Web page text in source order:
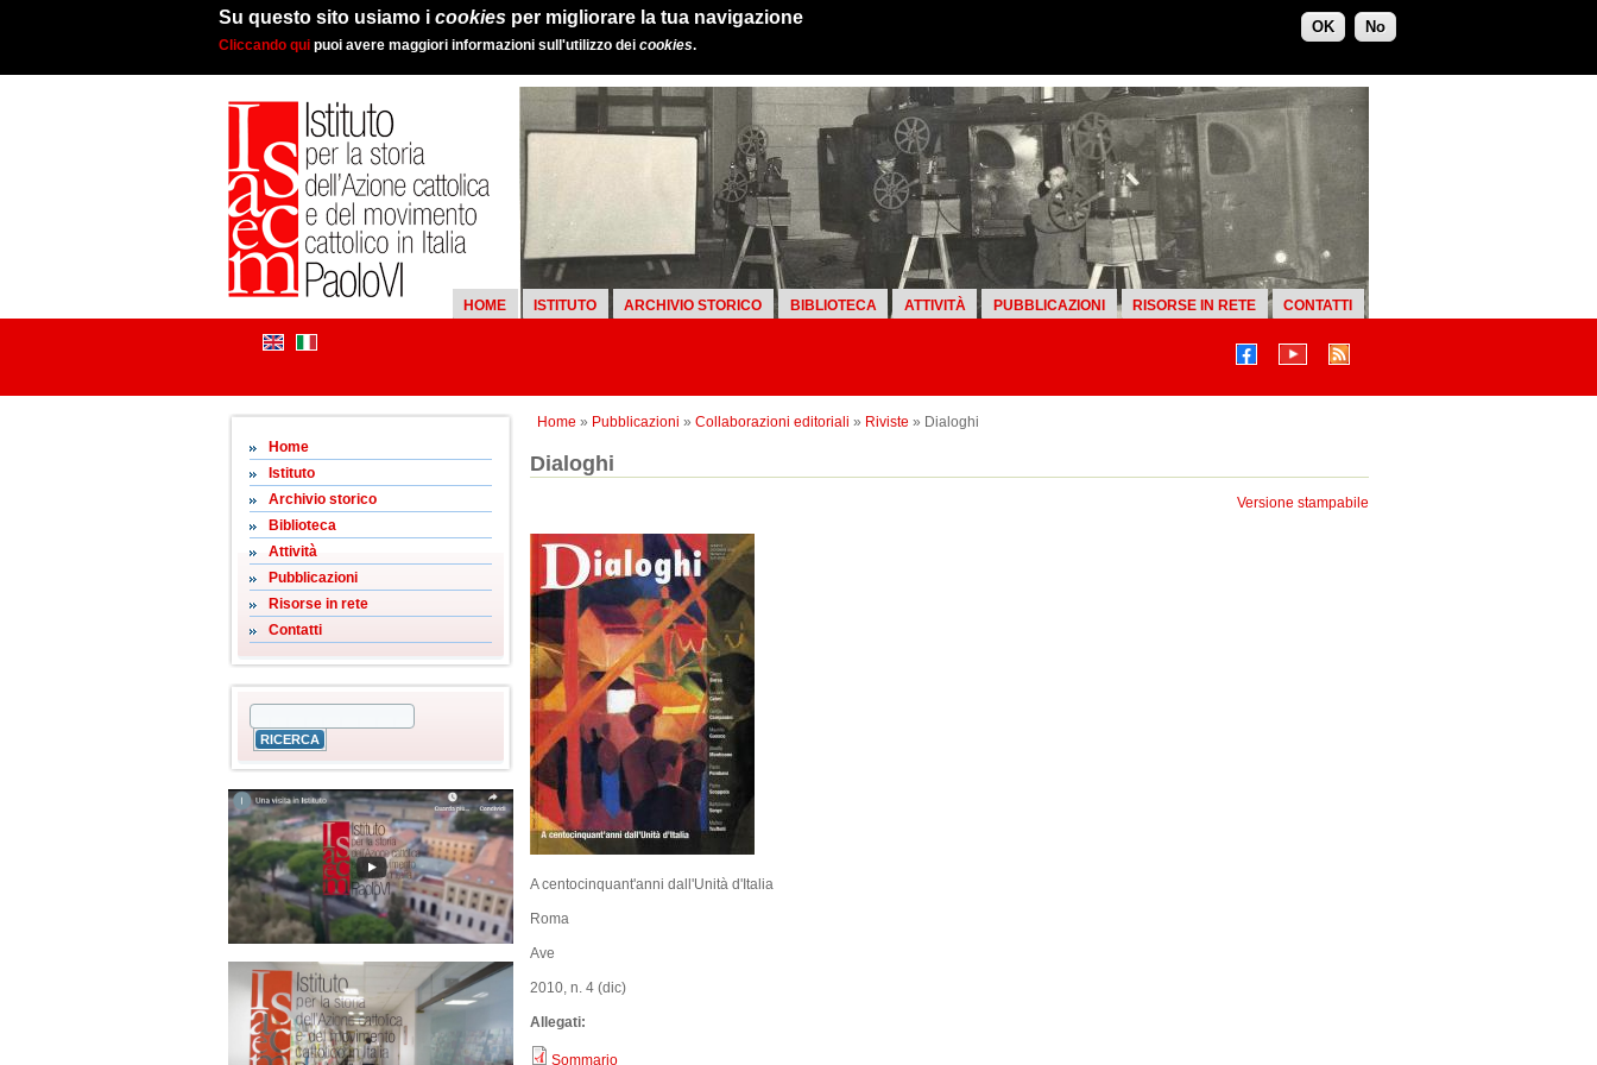
Su questo sito usiamo i cookies per migliorare la tua navigazione
Cliccando qui puoi avere maggiori informazioni sull'utilizzo dei cookies.
OK No
HOME ISTITUTO ARCHIVIO STORICO BIBLIOTECA ATTIVITÀ PUBBLICAZIONI RISORSE IN RETE CONTATTI
Home » Pubblicazioni » Collaborazioni editoriali » Riviste » Dialoghi
Home
Istituto
Archivio storico
Biblioteca
Attività
Pubblicazioni
Risorse in rete
Contatti
Dialoghi
Versione stampabile
A centocinquant'anni dall'Unità d'Italia
Roma
Ave
2010, n. 4 (dic)
Allegati:
Sommario